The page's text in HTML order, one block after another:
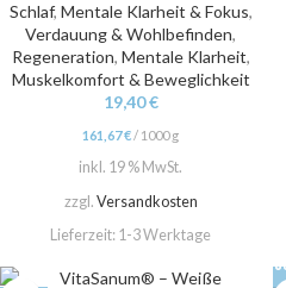
Schlaf, Mentale Klarheit & Fokus,
Verdauung & Wohlbefinden,
Regeneration, Mentale Klarheit,
Muskelkomfort & Beweglichkeit
19,40€
161,67€/ 1000 g
inkl. 19 % MwSt.
zzgl. Versandkosten
Lieferzeit: 1-3 Werktage